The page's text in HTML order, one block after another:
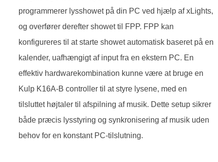
programmerer lysshowet på din PC ved hjælp af xLights,
og overfører derefter showet til FPP. FPP kan
konfigureres til at starte showet automatisk baseret på en
kalender, uafhængigt af input fra en ekstern PC. En
effektiv hardwarekombination kunne være at bruge en
Kulp K16A-B controller til at styre lysene, med en
tilsluttet højtaler til afspilning af musik. Dette setup sikrer
både præcis lysstyring og synkronisering af musik uden
behov for en konstant PC-tilslutning.